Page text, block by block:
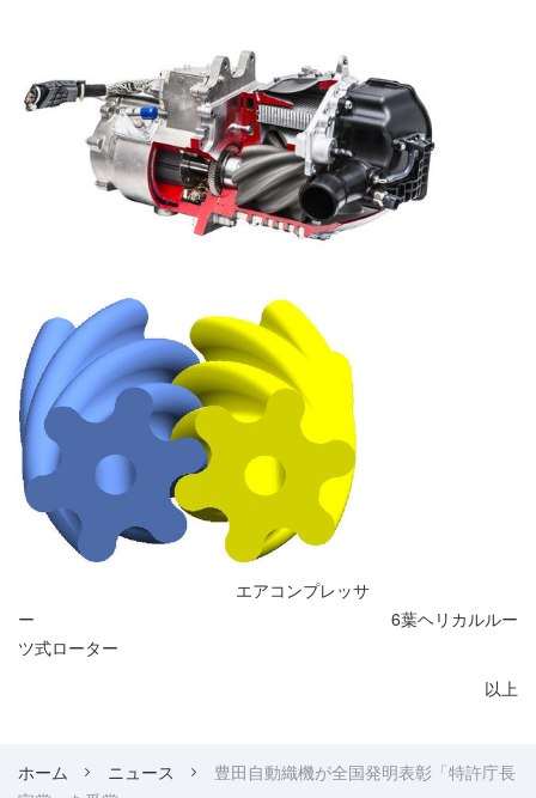
エアコンプレッサ
ー 6葉ヘリカルルー
ツ式ローター
以上
ホーム ニュース
豊田自動織機が全国発明表彰「特許庁長